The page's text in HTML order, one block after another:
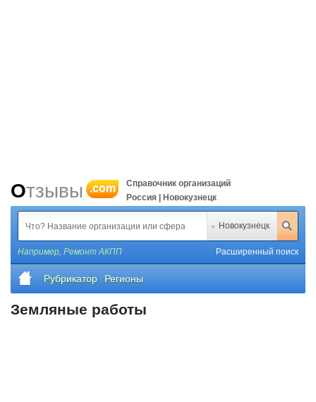
Отзывы .com
Справочник организаций
Россия | Новокузнецк
Новокузнецк
Например, Ремонт АКПП Расширенный поиск
Рубрикатор Регионы
Земляные работы